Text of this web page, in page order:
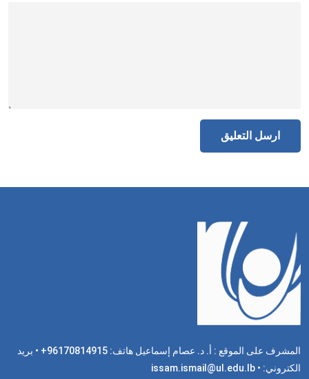
المشرف على الموقع : أ. د. عصام إسماعيل هاتف: 96170814915+ • بريد
الكتروني: issam.ismail@ul.edu.lb •